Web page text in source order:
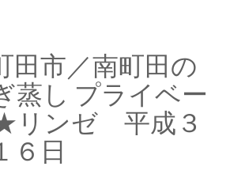
田市／南町田の
蒸し プライベー
リンゼ 平成３
６日